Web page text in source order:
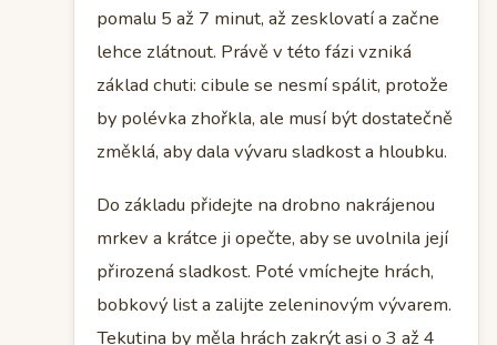
pomalu 5 až 7 minut, až zesklovatí a začne
lehce zlátnout. Právě v této fázi vzniká
základ chuti: cibule se nesmí spálit, protože
by polévka zhořkla, ale musí být dostatečně
změklá, aby dala vývaru sladkost a hloubku.
Do základu přidejte na drobno nakrájenou
mrkev a krátce ji opečte, aby se uvolnila její
přirozená sladkost. Poté vmíchejte hrách,
bobkový list a zalijte zeleninovým vývarem.
Tekutina by měla hrách zakrýt asi o 3 až 4